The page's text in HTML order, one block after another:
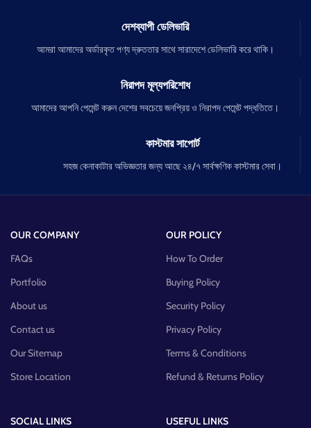
দেশব্যাপী ডেলিভারি
আমরা আমাদের অর্ডারকৃত পণ্য দ্রুততার সাথে সারাদেশে ডেলিভারি করে থাকি।
নিরাপদ মূল্যপরিশোধ
আমাদের আপনি পেমেন্ট করুন দেশের সবচেয়ে জনপ্রিয় ও নিরাপদ পেমেন্ট পদ্ধতিতে।
কাস্টমার সাপোর্ট
সহজ কেনাকাটার অভিজ্ঞতার জন্য আছে ২৪/৭ সার্বক্ষণিক কাস্টমার সেবা।
OUR COMPANY
FAQs
Portfolio
About us
Contact us
Our Sitemap
Store Location
OUR POLICY
How To Order
Buying Policy
Security Policy
Privacy Policy
Terms & Conditions
Refund & Returns Policy
SOCIAL LINKS
USEFUL LINKS